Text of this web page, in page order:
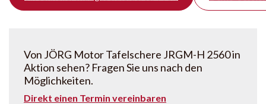
Von JÖRG Motor Tafelschere JRGM-H 2560 in
Aktion sehen? Fragen Sie uns nach den
Möglichkeiten.
Direkt einen Termin vereinbaren